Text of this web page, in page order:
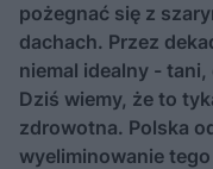
pożegnać się z
dachach. Przez
niemal idealny -
Dziś wiemy, że to
zdrowotna. Polska
wyeliminowanie